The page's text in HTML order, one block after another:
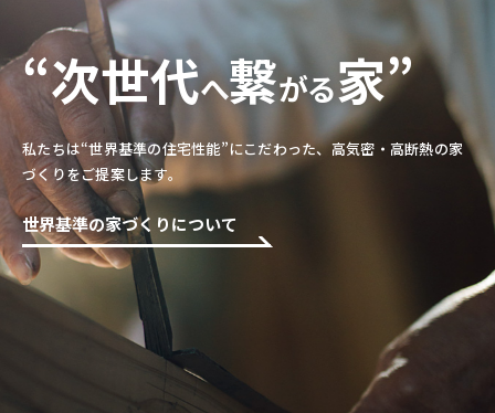
“次世代へ繋がる家”
私たちは“世界基準の住宅性能”にこだわった、高気密・高断熱の家
づくりをご提案します。
世界基準の家づくりについて